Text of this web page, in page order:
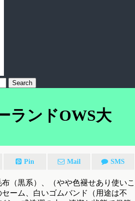
ランドOWS大
Pin Mail SMS
（黒系）、（やや色褪せあり使いこ
ーム、白いゴムバンド（用途は不